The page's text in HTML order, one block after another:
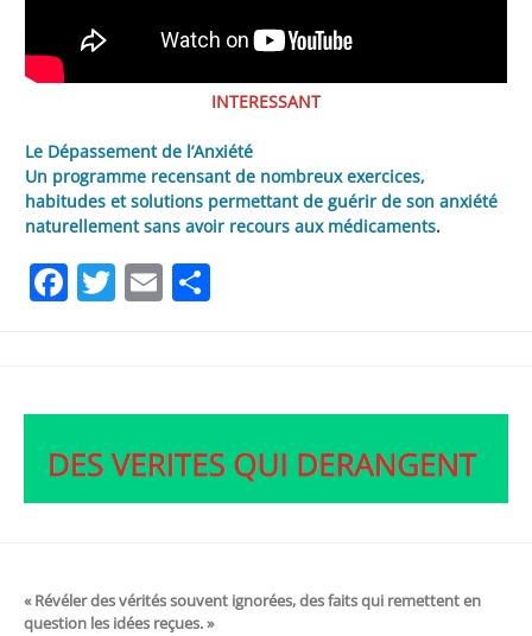
INTERESSANT
Le Dépassement de l’Anxiété
Un programme recensant de nombreux exercices,
habitudes et solutions permettant de guérir de son anxiété
naturellement sans avoir recours aux médicaments.
Facebook
Twitter
Email
« Révéler des vérités souvent ignorées, des faits qui remettent en
question les idées reçues. »